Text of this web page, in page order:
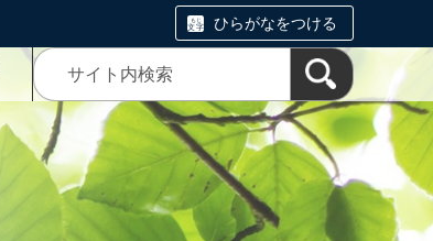
ひらがなをつける